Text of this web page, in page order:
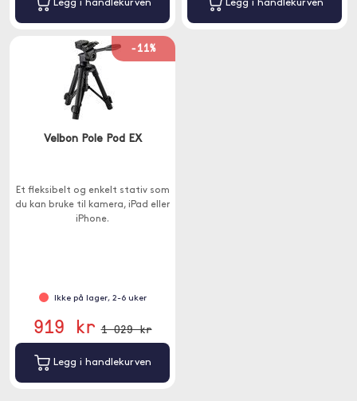
Legg i handlekurven Legg i handlekurven
-11%
Velbon Pole Pod EX
Et fleksibelt og enkelt stativ som
du kan bruke til kamera, iPad eller
iPhone.
Ikke på lager, 2-6 uker
919 kr 1 029 kr
Legg i handlekurven